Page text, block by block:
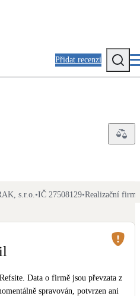
Přidat recenzi
s.r.o.•IČ 27508129•Realizační firma
Data o firmě jsou převzata z
spravován, potvrzen ani